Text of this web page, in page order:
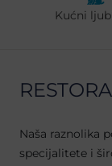
Kućni
Naša raznolika
specijalitete i